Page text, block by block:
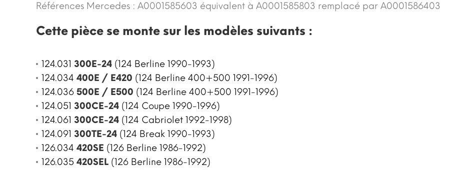
Références Mercedes : A0001585603 équivalent à A0001585803 remplacé par A0001586403
Cette pièce se monte sur les modèles suivants :
124.031 300E-24 (124 Berline 1990-1993)
124.034 400E / E420 (124 Berline 400+500 1991-1996)
124.036 500E / E500 (124 Berline 400+500 1991-1996)
124.051 300CE-24 (124 Coupe 1990-1996)
124.061 300CE-24 (124 Cabriolet 1992-1998)
124.091 300TE-24 (124 Break 1990-1993)
126.034 420SE (126 Berline 1986-1992)
126.035 420SEL (126 Berline 1986-1992)